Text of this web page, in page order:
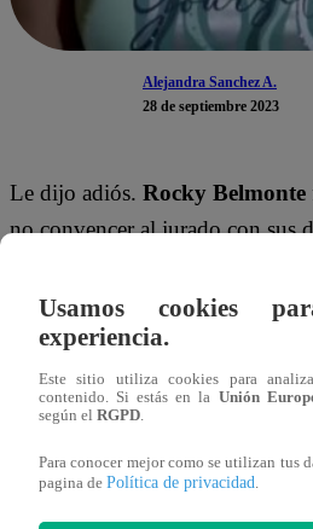
Alejandra Sanchez A.
28 de septiembre 2023
Le dijo adiós. Rocky Belmonte
no convencer al jurado con sus
Antes de que Rocky
abandone
puesto aquí en el trabajo de
los optimistas. Al final, solo el
Usamos cookies
experiencia.
Este sitio utiliza cookies para
contenido. Si estás en la Unión
según el RGPD
Para conocer mejor como se utilizan tus
pagina de Política de privacidad